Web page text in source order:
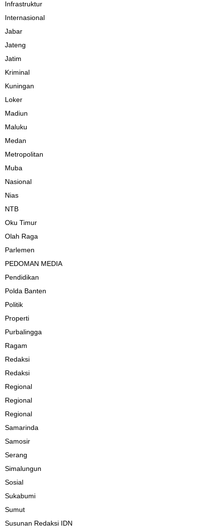
Infrastruktur
Internasional
Jabar
Jateng
Jatim
Kriminal
Kuningan
Loker
Madiun
Maluku
Medan
Metropolitan
Muba
Nasional
Nias
NTB
Oku Timur
Olah Raga
Parlemen
PEDOMAN MEDIA
Pendidikan
Polda Banten
Politik
Properti
Purbalingga
Ragam
Redaksi
Redaksi
Regional
Regional
Regional
Samarinda
Samosir
Serang
Simalungun
Sosial
Sukabumi
Sumut
Susunan Redaksi IDN